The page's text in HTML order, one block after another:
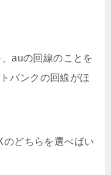
auの回線のことを
バンクの回線がほ
のどちらを選べばい